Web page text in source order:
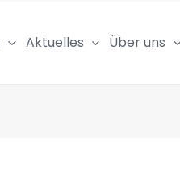
Aktuelles Über uns